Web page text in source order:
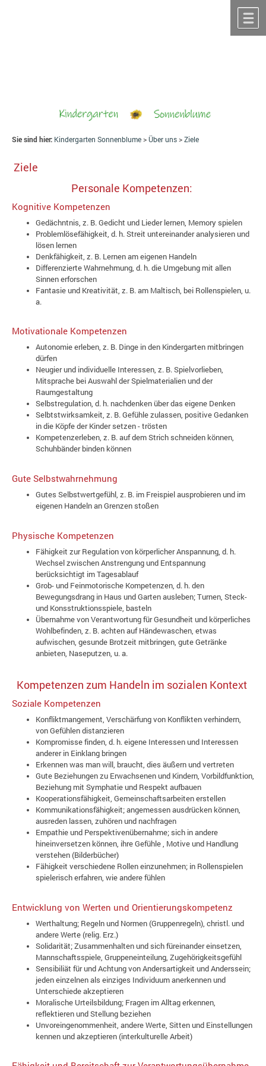
Sie sind hier: Kindergarten Sonnenblume> Über uns> Ziele
Ziele
Personale Kompetenzen:
Kognitive Kompetenzen
Gedächntnis, z. B. Gedicht und Lieder lernen, Memory spielen
Problemlösefähigkeit, d. h. Streit untereinander analysieren und
lösen lernen
Denkfähigkeit, z. B. Lernen am eigenen Handeln
Differenzierte Wahrnehmung, d. h. die Umgebung mit allen
Sinnen erforschen
Fantasie und Kreativität, z. B. am Maltisch, bei Rollenspielen, u.
a.
Motivationale Kompetenzen
Autonomie erleben, z. B. Dinge in den Kindergarten mitbringen
dürfen
Neugier und individuelle Interessen, z. B. Spielvorlieben,
Mitsprache bei Auswahl der Spielmaterialien und der
Raumgestaltung
Selbstregulation, d. h. nachdenken über das eigene Denken
Selbtstwirksamkeit, z. B. Gefühle zulassen, positive Gedanken
in die Köpfe der Kinder setzen - trösten
Kompetenzerleben, z. B. auf dem Strich schneiden können,
Schuhbänder binden können
Gute Selbstwahrnehmung
Gutes Selbstwertgefühl, z. B. im Freispiel ausprobieren und im
eigenen Handeln an Grenzen stoßen
Physische Kompetenzen
Fähigkeit zur Regulation von körperlicher Anspannung, d. h.
Wechsel zwischen Anstrengung und Entspannung
berücksichtigt im Tagesablauf
Grob- und Feinmotorische Kompetenzen, d. h. den
Bewegungsdrang in Haus und Garten ausleben; Turnen, Steck-
und Konsstruktionsspiele, basteln
Übernahme von Verantwortung für Gesundheit und körperliches
Wohlbefinden, z. B. achten auf Händewaschen, etwas
aufwischen, gesunde Brotzeit mitbringen, gute Getränke
anbieten, Naseputzen, u. a.
Kompetenzen zum Handeln im sozialen Kontext
Soziale Kompetenzen
Konfliktmangement, Verschärfung von Konflikten verhindern,
von Gefühlen distanzieren
Kompromisse finden, d. h. eigene Interessen und Interessen
anderer in Einklang bringen
Erkennen was man will, braucht, dies äußern und vertreten
Gute Beziehungen zu Erwachsenen und Kindern, Vorbildfunktion,
Beziehung mit Symphatie und Respekt aufbauen
Kooperationsfähigkeit, Gemeinschaftsarbeiten erstellen
Kommunikationsfähigkeit; angemessen ausdrücken können,
ausreden lassen, zuhören und nachfragen
Empathie und Perspektivenübernahme; sich in andere
hineinversetzen können, ihre Gefühle , Motive und Handlung
verstehen (Bilderbücher)
Fähigkeit verschiedene Rollen einzunehmen; in Rollenspielen
spielerisch erfahren, wie andere fühlen
Entwicklung von Werten und Orientierungskompetenz
Werthaltung; Regeln und Normen (Gruppenregeln), christl. und
andere Werte (relig. Erz.)
Solidarität; Zusammenhalten und sich füreinander einsetzen,
Mannschaftsspiele, Gruppeneinteilung, Zugehörigkeitsgefühl
Sensibiliät für und Achtung von Andersartigkeit und Anderssein;
jeden einzelnen als einziges Individuum anerkennen und
Unterschiede akzeptieren
Moralische Urteilsbildung; Fragen im Alltag erkennen,
reflektieren und Stellung beziehen
Unvoreingenommenheit, andere Werte, Sitten und Einstellungen
kennen und akzeptieren (interkulturelle Arbeit)